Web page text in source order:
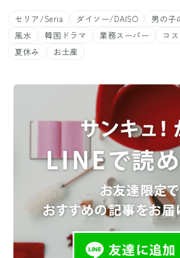
セリア/Seria ダイソー/DAISO
男の子
風水
韓国ドラマ 業務スーパー コ
夏休み
お土産